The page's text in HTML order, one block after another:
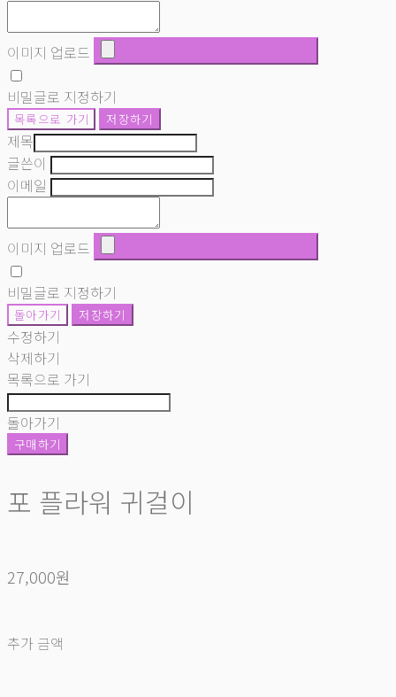
이미지 업로드
비밀글로 지정하기
목록으로 가기 저장하기
제목
글쓴이
이메일
이미지 업로드
비밀글로 지정하기
돌아가기 저장하기
수정하기
삭제하기
목록으로 가기
돌아가기
구매하기
포 플라워 귀걸이
27,000원
추가 금액